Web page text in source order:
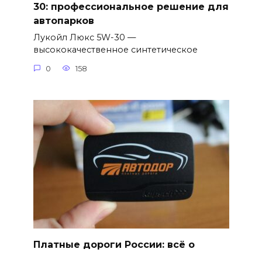
30: профессиональное решение для
автопарков
Лукойл Люкс 5W-30 —
высококачественное синтетическое
0 158
Платные дороги России: всё о